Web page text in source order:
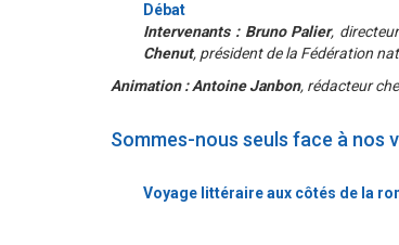
Débat
Intervenants : Bruno Palier,
Chenut, président de la Fédération
Animation : Antoine Janbon, rédacteur
Sommes-nous seuls face à nos
Voyage littéraire aux côtés de la